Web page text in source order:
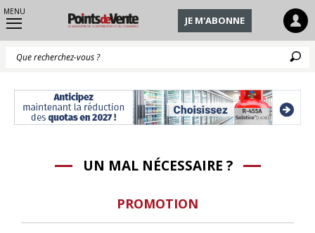
MENU
JE M'ABONNE
UN MAL NÉCESSAIRE ?
PROMOTION